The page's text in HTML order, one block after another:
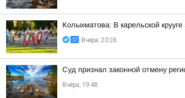
Колыхматова: В карельской
Вчера, 20:28
Суд признал законной отмену
Вчера, 19:48